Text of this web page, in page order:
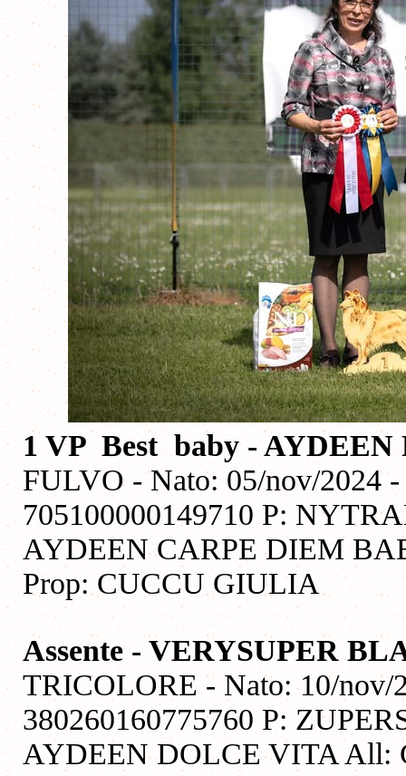
1 VP Best baby -
FULVO - Nato: 05/nov/2024
705100000149710 P:
AYDEEN CARPE DIEM
Prop: CUCCU GIULIA
Assente - VERYSUPER
TRICOLORE - Nato: 10/nov/
380260160775760 P:
AYDEEN DOLCE VITA